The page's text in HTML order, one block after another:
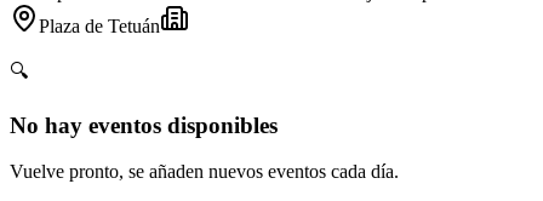
Plaza de Tetuán
🔍
No hay eventos disponibles
Vuelve pronto, se añaden nuevos eventos cada día.